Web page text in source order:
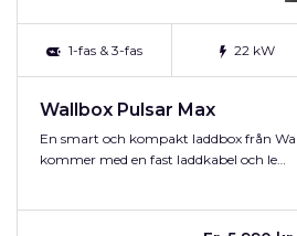
1-fas & 3-fas 22 kW
Wallbox Pulsar Max
En smart och kompakt laddbox från
kommer med en fast laddkabel och le…